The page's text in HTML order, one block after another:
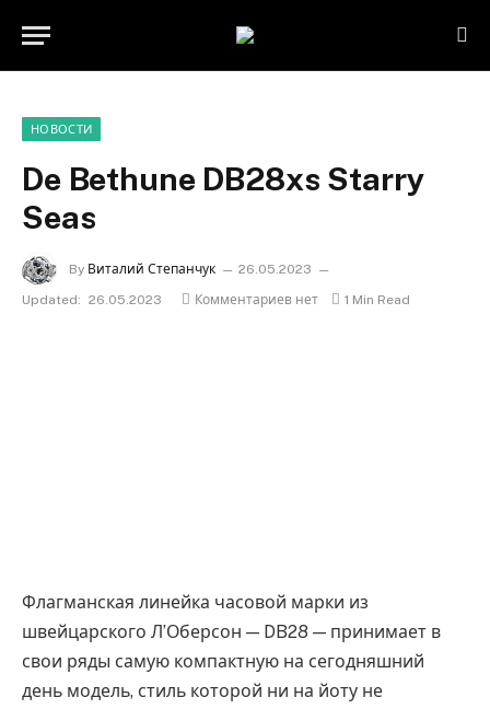
НОВОСТИ
De Bethune DB28xs Starry
Seas
By Виталий Степанчук
26.05.2023
Updated: 26.05.2023 Комментариев нет 1 Min Read
Флагманская линейка часовой марки из
швейцарского Л’Оберсон — DB28 — принимает в
свои ряды самую компактную на сегодняшний
день модель, стиль которой ни на йоту не